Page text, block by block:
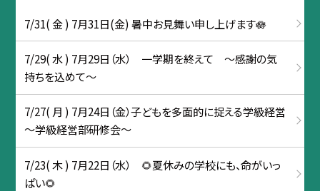
7/31( 金 ) 7月31日(金) 暑中お見舞い申し上げます🪷
7/29( 水 ) 7月29日（水） 一学期を終えて ～感謝の気
持ちを込めて～
7/27( 月 ) 7月24日（金）子どもを多面的に捉える学級経営
～学級経営部研修会～
7/23( 木 ) 7月22日（水） 🌻夏休みの学校にも、命がいっ
ぱい🌻